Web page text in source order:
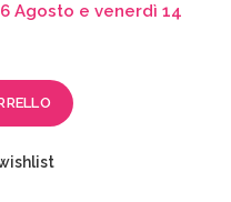
Agosto e venerdì 14